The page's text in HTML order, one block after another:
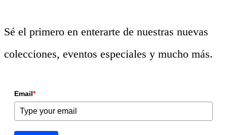
Sé el primero en enterarte de nuestras nuevas
colecciones, eventos especiales y mucho más.
Email*